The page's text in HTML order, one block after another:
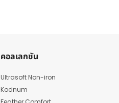
คอลเลกชัน
Ultrasoft Non-iron
Kodnum